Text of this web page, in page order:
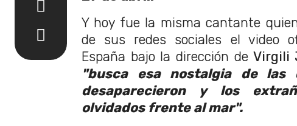
Y hoy fue la misma cantante
de sus redes sociales el video
España bajo la dirección deVirgili
"busca esa nostalgia de las
desaparecieron y los
olvidados frente al mar".